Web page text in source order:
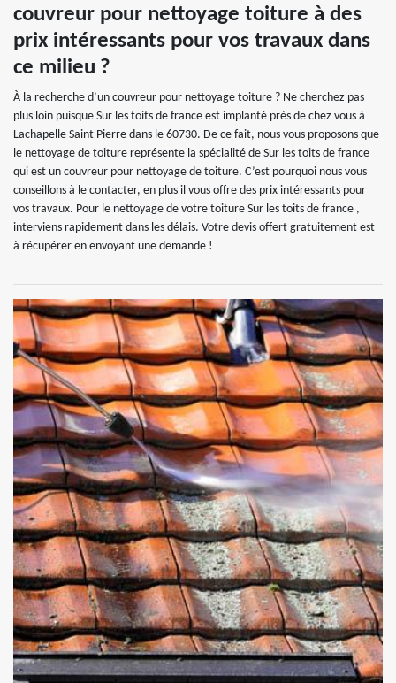
couvreur pour nettoyage toiture à des
prix intéressants pour vos travaux dans
ce milieu ?
À la recherche d’un couvreur pour nettoyage toiture ? Ne cherchez pas
plus loin puisque Sur les toits de france est implanté près de chez vous à
Lachapelle Saint Pierre dans le 60730. De ce fait, nous vous proposons que
le nettoyage de toiture représente la spécialité de Sur les toits de france
qui est un couvreur pour nettoyage de toiture. C’est pourquoi nous vous
conseillons à le contacter, en plus il vous offre des prix intéressants pour
vos travaux. Pour le nettoyage de votre toiture Sur les toits de france ,
interviens rapidement dans les délais. Votre devis offert gratuitement est
à récupérer en envoyant une demande !